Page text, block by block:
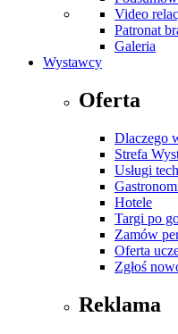
Video
Patronat
Galeria
Wystawcy
Oferta
Dlaczego
Strefa
Usługi
Hotele
Targi po
Zamów
Oferta
Zgłoś
Reklama